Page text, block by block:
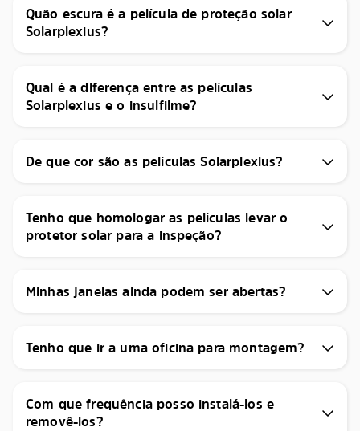
Quão escura é a película de proteção solar
Solarplexius?
Qual é a diferença entre as películas
Solarplexius e o insulfilme?
De que cor são as películas Solarplexius?
Tenho que homologar as películas levar o
protetor solar para a inspeção?
Minhas janelas ainda podem ser abertas?
Tenho que ir a uma oficina para montagem?
Com que frequência posso instalá-los e
removê-los?